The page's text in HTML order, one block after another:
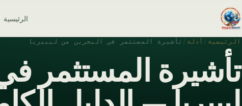
الرئيسية
الرئيسية / أدلة / تأشيرة المستثمر في البحرين من ليبيريا
تأشيرة المستثمر